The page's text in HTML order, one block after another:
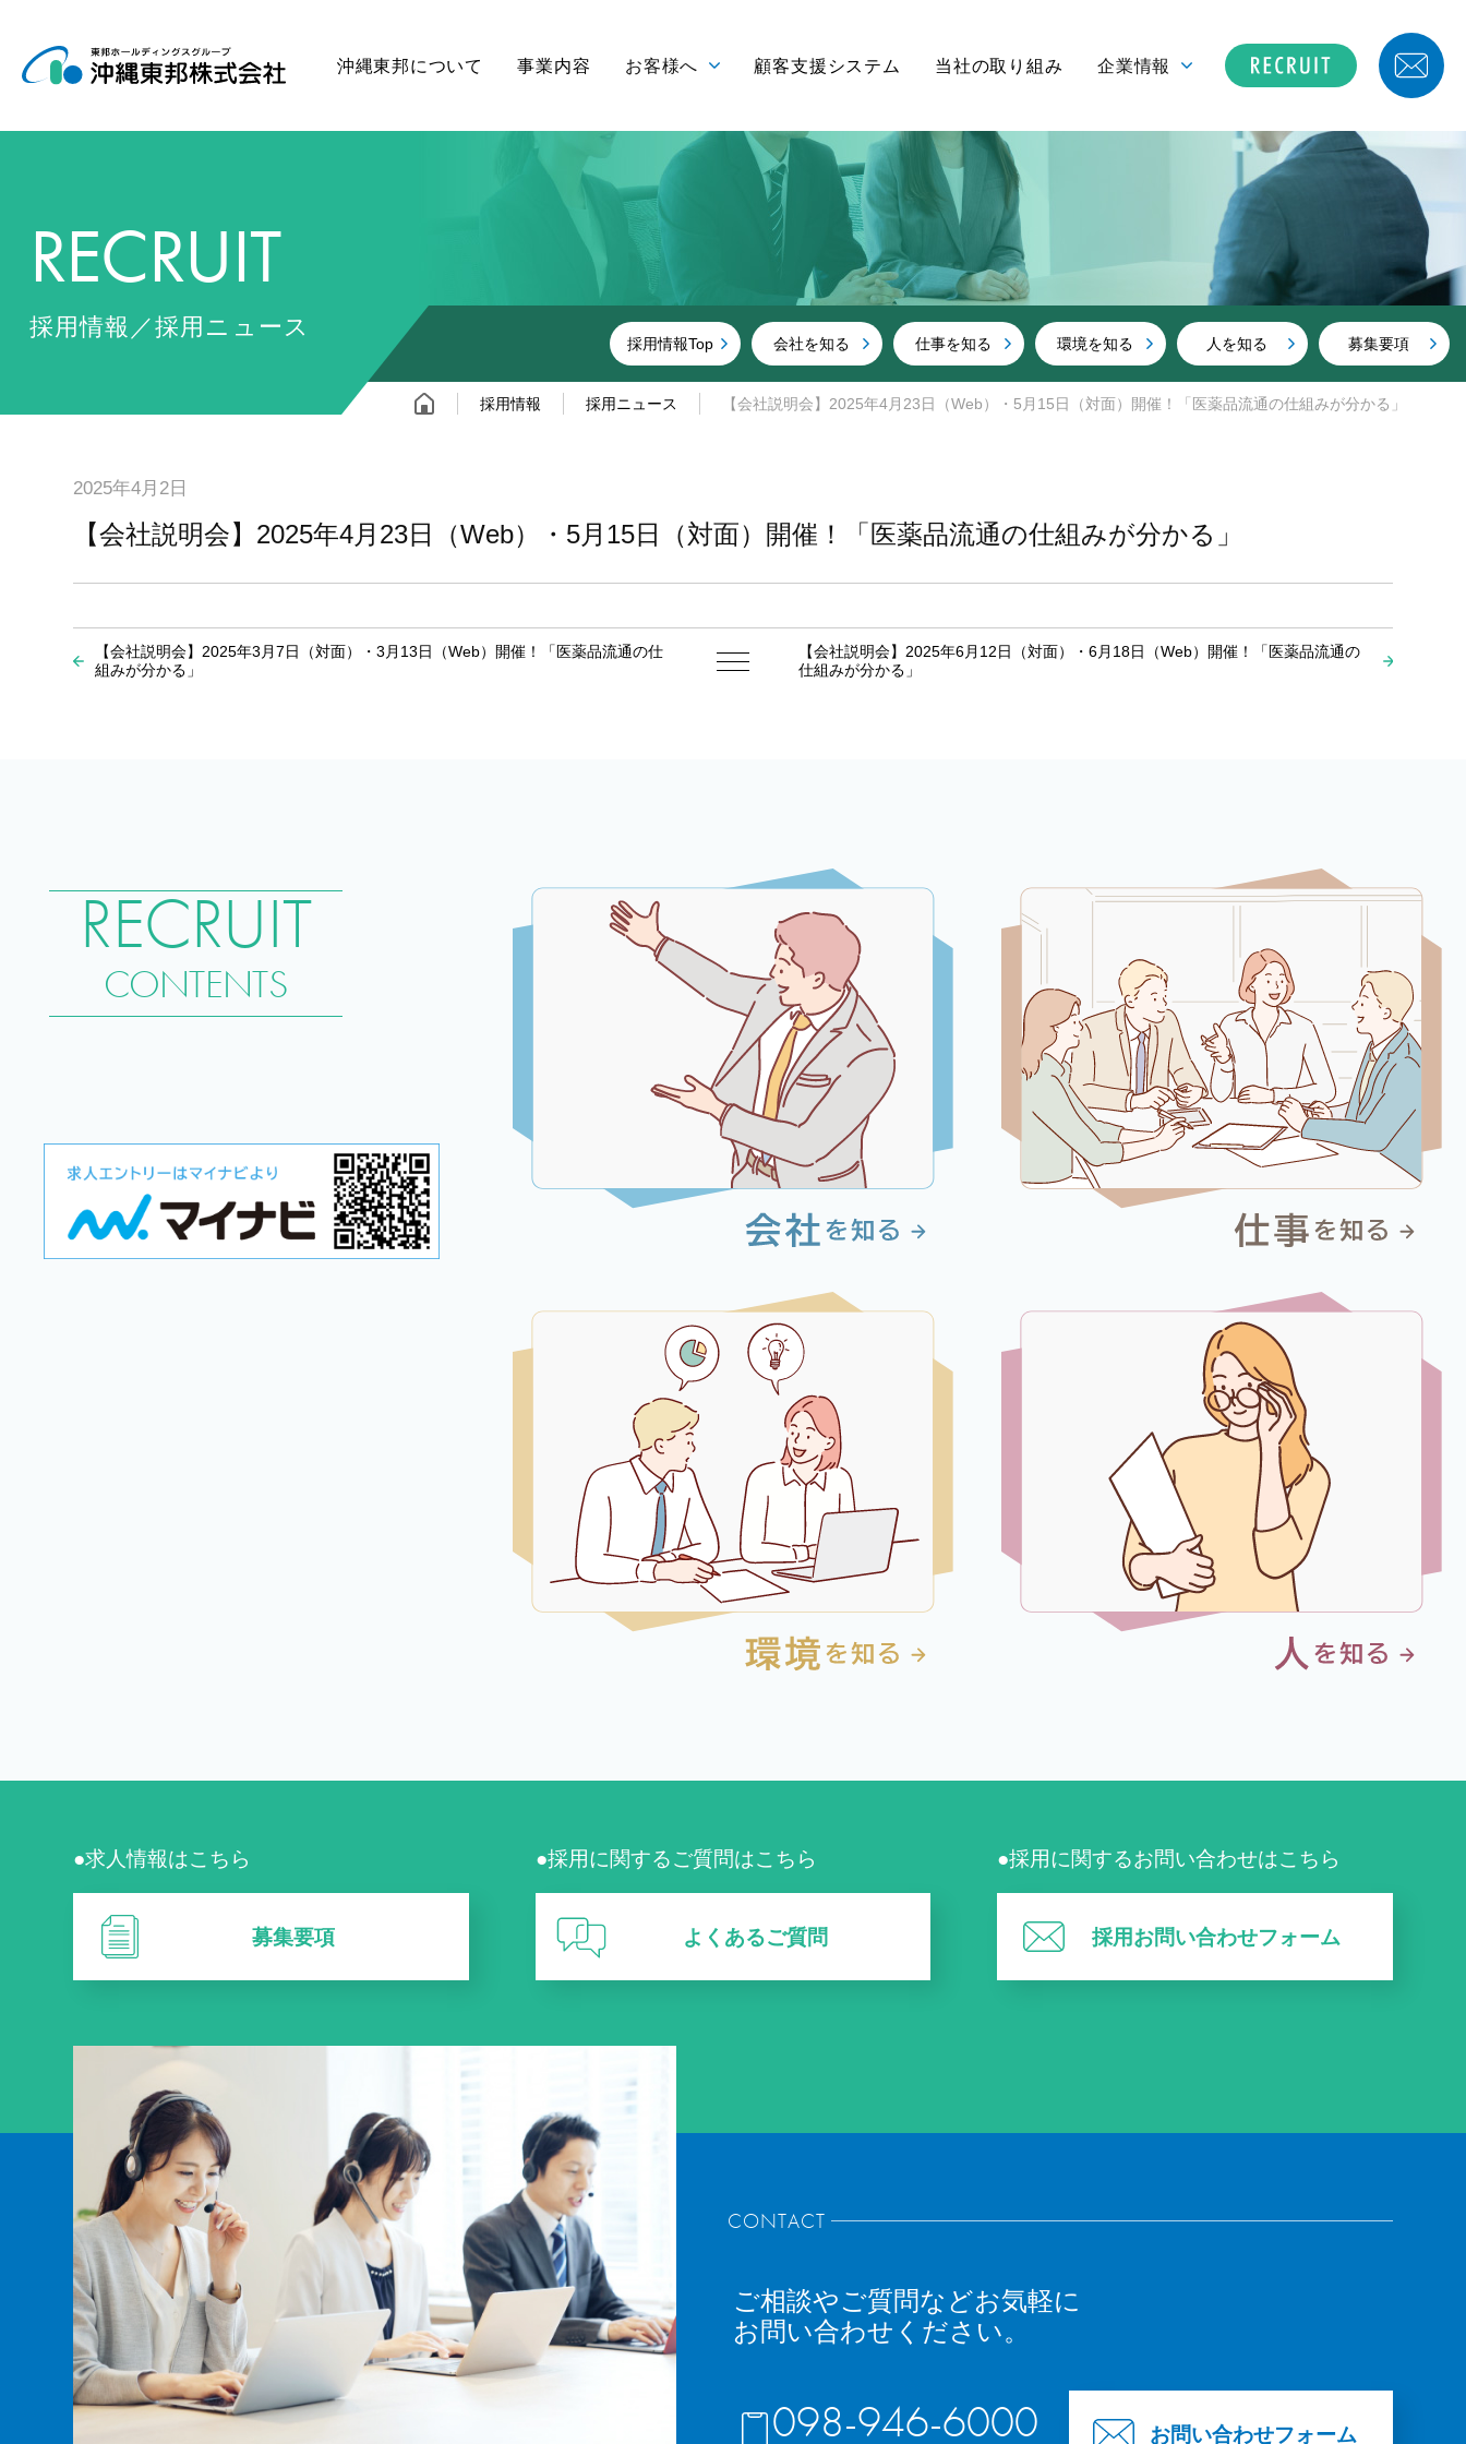
沖縄東邦について 事業内容 お客様へ 顧客支援システム 当社の取り組み 企業情報
RECRUIT
採用情報／採用ニュース
採用情報Top 会社を知る 仕事を知る 環境を知る 人を知る 募集要項
採用情報 採用ニュース 【会社説明会】2025年4月23日（Web）・5月15日（対面）開催！「医薬品流通の仕組みが分かる」
2025年4月2日
【会社説明会】2025年4月23日（Web）・5月15日（対面）開催！「医薬品流通の仕組みが分かる」
【会社説明会】2025年3月7日（対面）・3月13日（Web）開催！「医薬品流通の仕
組みが分かる」
【会社説明会】2025年6月12日（対面）・6月18日（Web）開催！「医薬品流通の
仕組みが分かる」
RECRUIT
CONTENTS
●求人情報はこちら
募集要項
●採用に関するご質問はこちら
よくあるご質問
●採用に関するお問い合わせはこちら
採用お問い合わせフォーム
CONTACT
ご相談やご質問などお気軽に
お問い合わせください。
098-946-6000 お問い合わせフォーム